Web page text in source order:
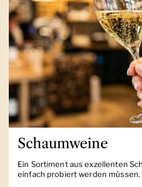
Schaumweine
Ein Sortiment aus exzellenten
einfach probiert werden müssen.